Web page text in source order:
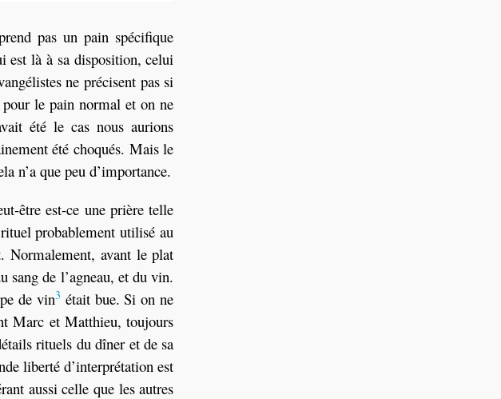
pas un pain spécifique
est là à sa disposition, celui
ne précisent pas si
le pain normal et on ne
été le cas nous aurions
été choqués. Mais le
n’a que peu d’importance.
être est-ce une prière telle
probablement utilisé au
Normalement, avant le plat
de l’agneau, et du vin.
de vin3 était bue. Si on ne
Marc et Matthieu, toujours
rituels du dîner et de sa
liberté d’interprétation est
aussi celle que les autres